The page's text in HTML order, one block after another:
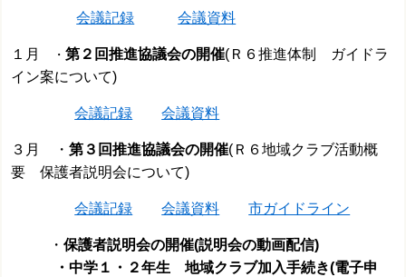
会議記録 会議資料
１月 ・第２回推進協議会の開催(Ｒ６推進体制 ガイドラ
イン案について)
会議記録 会議資料
３月 ・第３回推進協議会の開催(Ｒ６地域クラブ活動概
要 保護者説明会について)
会議記録 会議資料 市ガイドライン
・保護者説明会の開催(説明会の動画配信)
・中学１・２年生 地域クラブ加入手続き(電子申